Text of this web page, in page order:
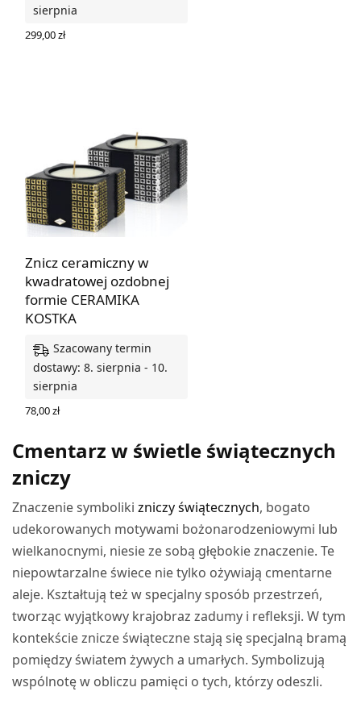
sierpnia
299,00zł
Znicz ceramiczny w
kwadratowej ozdobnej
formie CERAMIKA
KOSTKA
Szacowany termin
dostawy: 8. sierpnia - 10.
sierpnia
78,00zł
Cmentarz w świetle świątecznych
zniczy
Znaczenie symbolikizniczy świątecznych, bogato
udekorowanych motywami bożonarodzeniowymi lub
wielkanocnymi, niesie ze sobą głębokie znaczenie. Te
niepowtarzalne świece nie tylko ożywiają cmentarne
aleje. Kształtują też w specjalny sposób przestrzeń,
tworząc wyjątkowy krajobraz zadumy i refleksji. W tym
kontekście znicze świąteczne stają się specjalną bramą
pomiędzy światem żywych a umarłych. Symbolizują
wspólnotę w obliczu pamięci o tych, którzy odeszli.